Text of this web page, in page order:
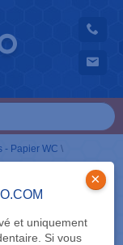
et uniquement
Si vous
×
- Papier WC \